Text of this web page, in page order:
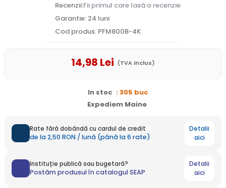
Recenzii:Fii primul care lasă o recenzie
Garantie: 24 luni
Cod produs: PFM800B-4K
14,98 Lei (TVA inclus)
In stoc : 305 buc
Expediem Maine
Rate fără dobândă cu cardul de credit
de la 2,50 RON / lună (până la 6 rate)
Detalii
aici
Instituție publică sau bugetară?
Postăm produsul în catalogul SEAP
Detalii
aici